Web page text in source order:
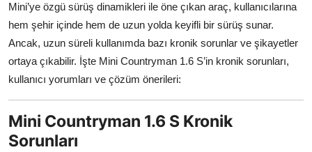
Klima & Konfor
Aydınlatma & Görüş
Şanzıman & Aktarma
Dizel Sistemler
Multimedya & Elektronik
Mini’ye özgü sürüş dinamikleri ile öne çıkan araç, kullanıcılarına
hem şehir içinde hem de uzun yolda keyifli bir sürüş sunar.
Ancak, uzun süreli kullanımda bazı kronik sorunlar ve şikayetler
ortaya çıkabilir. İşte Mini Countryman 1.6 S’in kronik sorunları,
kullanıcı yorumları ve çözüm önerileri:
Mini Countryman 1.6 S Kronik
Sorunları